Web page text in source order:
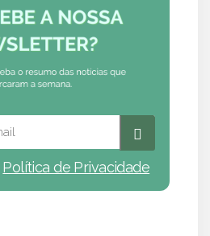
Política de Privacidade